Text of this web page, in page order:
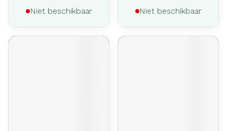
Niet beschikbaar Niet beschikbaar